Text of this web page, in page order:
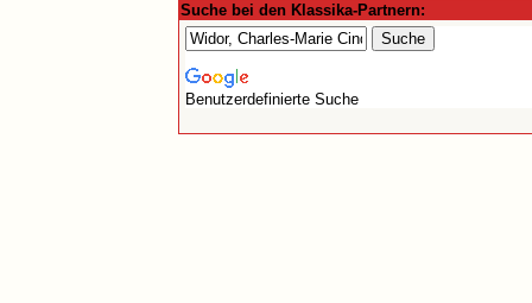
Suche bei den Klassika-Partnern:
Benutzerdefinierte Suche